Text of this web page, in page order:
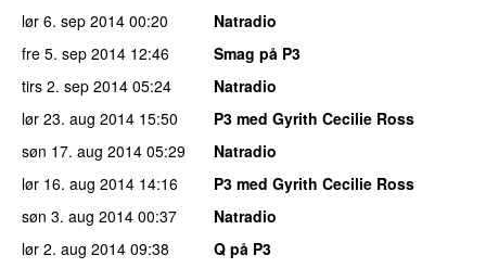
lør 6. sep 2014 00:20
Natradio
fre 5. sep 2014 12:46
Smag på P3
tirs 2. sep 2014 05:24
Natradio
lør 23. aug 2014 15:50
P3 med Gyrith Cecilie Ross
søn 17. aug 2014 05:29
Natradio
lør 16. aug 2014 14:16
P3 med Gyrith Cecilie Ross
søn 3. aug 2014 00:37
Natradio
lør 2. aug 2014 09:38
Q på P3